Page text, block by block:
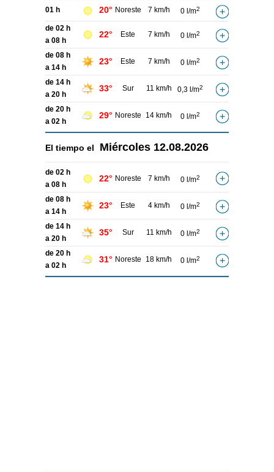
01 h 20° Noreste 7 km/h 0 l/m2
de 02 h
a 08 h
22° Este 7 km/h 0 l/m2
de 08 h
a 14 h
23° Este 7 km/h 0 l/m2
de 14 h
a 20 h
33° Sur 11 km/h 0,3 l/m2
de 20 h
a 02 h
29° Noreste 14 km/h 0 l/m2
El tiempo el Miércoles 12.08.2026
de 02 h
a 08 h
22° Noreste 7 km/h 0 l/m2
de 08 h
a 14 h
23° Este 4 km/h 0 l/m2
de 14 h
a 20 h
35° Sur 11 km/h 0 l/m2
de 20 h
a 02 h
31° Noreste 18 km/h 0 l/m2